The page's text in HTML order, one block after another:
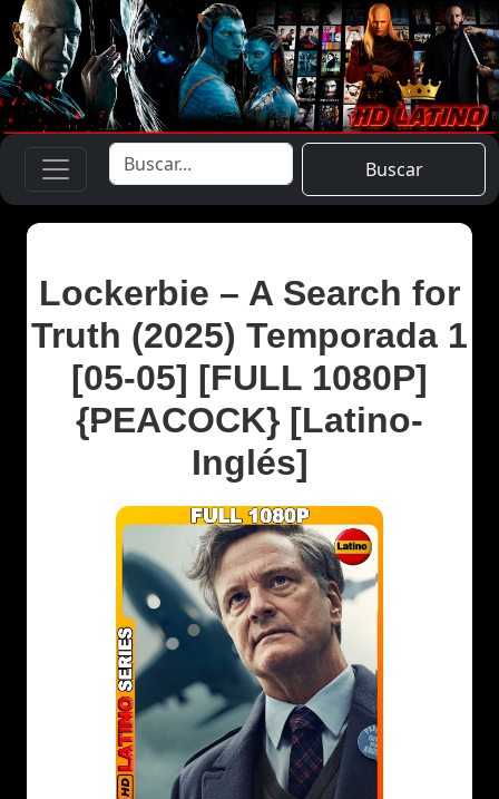
Buscar
Lockerbie – A Search for
Truth (2025) Temporada 1
[05-05] [FULL 1080P]
{PEACOCK} [Latino-
Inglés]